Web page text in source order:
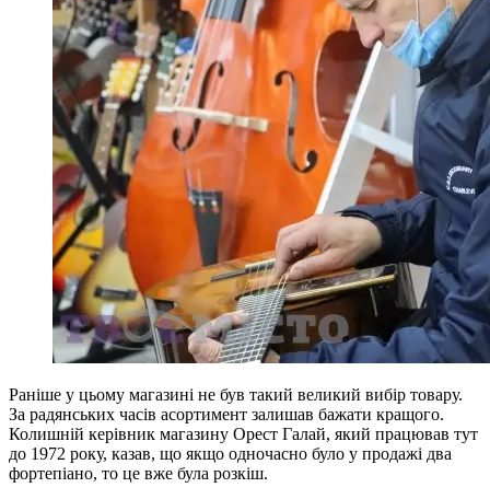
Раніше у цьому магазині не був такий великий вибір товару.
За радянських часів асортимент залишав бажати кращого.
Колишній керівник магазину Орест Галай, який працював тут
до 1972 року, казав, що якщо одночасно було у продажі два
фортепіано, то це вже була розкіш.